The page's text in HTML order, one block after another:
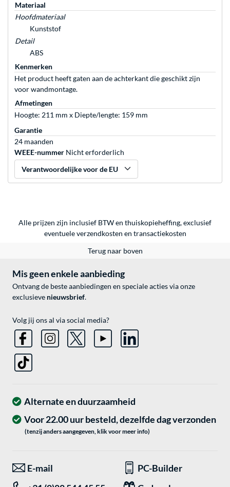
Materiaal
Hoofdmateriaal
Kunststof
Detail
ABS
Kenmerken
Het product heeft gaten aan de achterkant die geschikt zijn
voor wandmontage.
Afmetingen
Hoogte: 211 mm x Diepte/lengte: 159 mm
Garantie
24 maanden
WEEE-nummer Nicht erforderlich
Verantwoordelijke voor de EU
Alle prijzen zijn inclusief BTW en thuiskopieheffing, exclusief
eventueleverzendkosten en transactiekosten
Terug naar boven
Mis geen enkele aanbieding
Ontvang de beste aanbiedingen en speciale acties via onze
exclusieve nieuwsbrief.
Volg jij ons al via social media?
Alternate en duurzaamheid
Voor 22.00 uur besteld, dezelfde dag verzonden
(tenzij anders aangegeven, klik voor meer info)
E-mail
PC-Builder